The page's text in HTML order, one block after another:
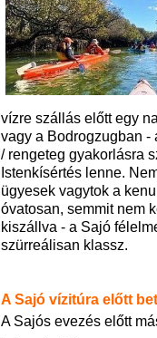
vízre szállás előtt egy
vagy a Bodrogzugban -
/ rengeteg gyakorlásra
Istenkísértés lenne.
ügyesek vagytok a
óvatosan, semmit nem
kiszállva - a Sajó
szürreálisan klassz.
A Sajó vízitúra előtt
A Sajós evezés előtt